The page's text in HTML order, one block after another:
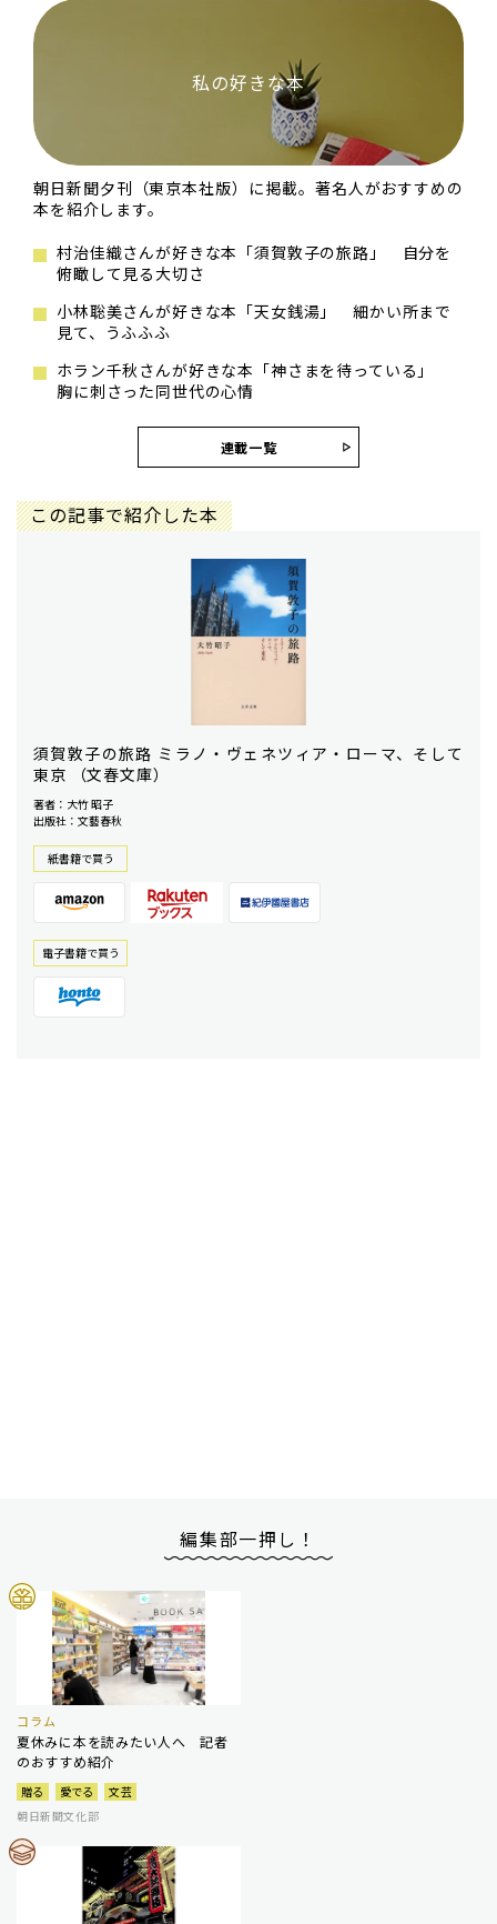
私の好きな本
朝日新聞夕刊（東京本社版）に掲載。著名人がおすすめの
本を紹介します。
村治佳織さんが好きな本「須賀敦子の旅路」 自分を
俯瞰して見る大切さ
小林聡美さんが好きな本「天女銭湯」 細かい所まで
見て、うふふふ
ホラン千秋さんが好きな本「神さまを待っている」
胸に刺さった同世代の心情
連載一覧
この記事で紹介した本
須賀敦子の旅路 ミラノ・ヴェネツィア・ローマ、そして
東京 （文春文庫）
著者：大竹 昭子
出版社：文藝春秋
紙書籍で買う
電⼦書籍で買う
編集部一押し！
コラム
夏休みに本を読みたい人へ 記者
のおすすめ紹介
贈る 愛でる
文芸
朝日新聞文化部